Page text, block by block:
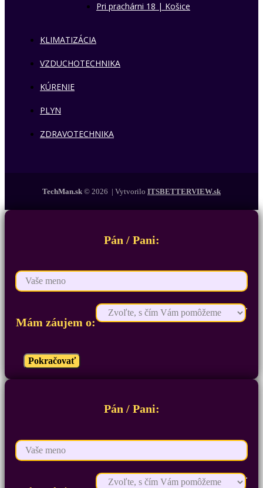
Pri prachárni 18 | Košice
KLIMATIZÁCIA
VZDUCHOTECHNIKA
KÚRENIE
PLYN
ZDRAVOTECHNIKA
TechMan.sk © 2026 | Vytvorilo ITSBETTERVIEW.sk
Pán / Pani:
Mám záujem o:
Pokračovať
Pán / Pani: